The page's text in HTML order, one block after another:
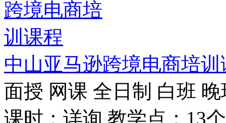
中山亚马逊跨境电商培训
面授 网课 全日制 白班 晚
课时：详询 教学点：13个